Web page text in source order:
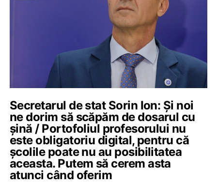
Secretarul de stat Sorin Ion: Și noi
ne dorim să scăpăm de dosarul cu
șină / Portofoliul profesorului nu
este obligatoriu digital, pentru că
școlile poate nu au posibilitatea
aceasta. Putem să cerem asta
atunci când oferim